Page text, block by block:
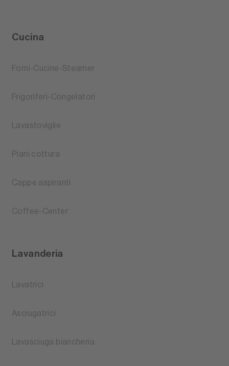
Cucina
Forni-Cucine-Steamer
Frigoriferi-Congelatori
Lavastoviglie
Piani cottura
Cappe aspiranti
Coffee-Center
Lavanderia
Lavatrici
Asciugatrici
Lavasciuga biancheria